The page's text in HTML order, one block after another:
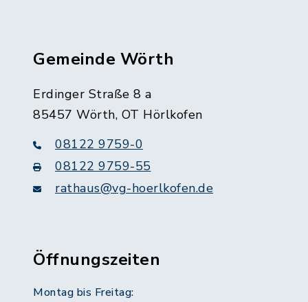
Gemeinde Wörth
Erdinger Straße 8 a
85457 Wörth, OT Hörlkofen
08122 9759-0
08122 9759-55
rathaus@vg-hoerlkofen.de
Öffnungszeiten
Montag bis Freitag: